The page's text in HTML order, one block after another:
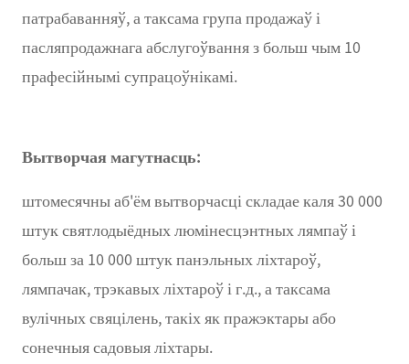
патрабаванняў, а таксама група продажаў і
пасляпродажнага абслугоўвання з больш чым 10
прафесійнымі супрацоўнікамі.
Вытворчая магутнасць:
штомесячны аб'ём вытворчасці складае каля 30 000
штук святлодыёдных люмінесцэнтных лямпаў і
больш за 10 000 штук панэльных ліхтароў,
лямпачак, трэкавых ліхтароў і г.д., а таксама
вулічных свяцілень, такіх як пражэктары або
сонечныя садовыя ліхтары.